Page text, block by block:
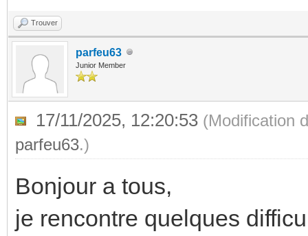
Trouver
parfeu63
Junior Member
17/11/2025, 12:20:53 (Modification
parfeu63.)
Bonjour a tous,
je rencontre quelques